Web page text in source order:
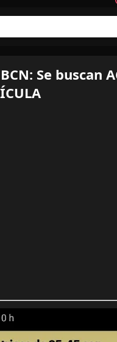
BCN: Se buscan